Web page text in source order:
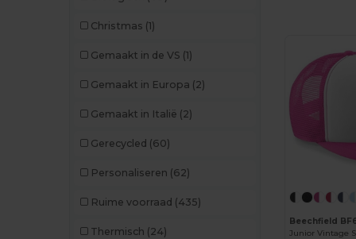
Christmas (1)
Gemaakt in de VS (1)
Gemaakt in Europa (2)
Gemaakt in Italië (2)
Gerecycled (60)
Personaliseren (62)
Ruime voorraad (435)
Thermisch (24)
Beechfield
Junior Vintage